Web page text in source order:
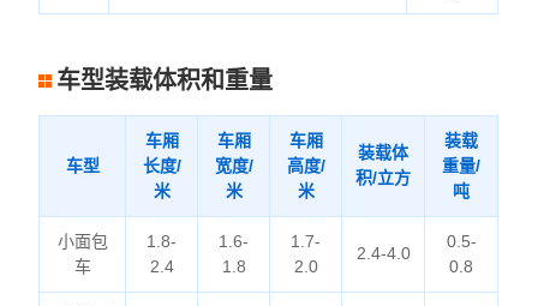
车型装载体积和重量
车型
车厢
长度/
米
车厢
宽度/
米
车厢
高度/
米
装载体
积/立方
装载
重量/
吨
小面包
车
1.8-
2.4
1.6-
1.8
1.7-
2.0
2.4-4.0
0.5-
0.8